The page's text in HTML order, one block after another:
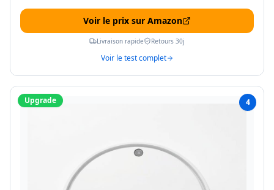
Voir le prix sur Amazon
Livraison rapide Retours 30j
Voir le test complet
Upgrade 4